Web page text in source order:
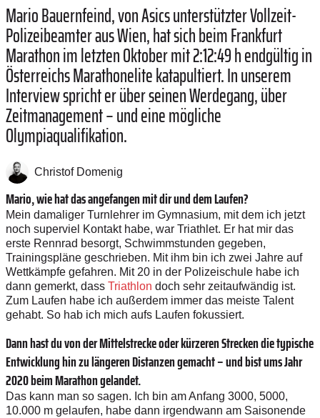
Mario Bauernfeind, von Asics unterstützter Vollzeit-
Polizeibeamter aus Wien, hat sich beim Frankfurt
Marathon im letzten Oktober mit 2:12:49 h endgültig in
Österreichs Marathonelite katapultiert. In unserem
Interview spricht er über seinen Werdegang, über
Zeitmanagement – und eine mögliche
Olympiaqualifikation.
Christof Domenig
Mario, wie hat das angefangen mit dir und dem Laufen?
Mein damaliger Turnlehrer im Gymnasium, mit dem ich jetzt
noch superviel Kontakt habe, war Triathlet. Er hat mir das
erste Rennrad besorgt, Schwimmstunden gegeben,
Trainingspläne geschrieben. Mit ihm bin ich zwei Jahre auf
Wettkämpfe gefahren. Mit 20 in der Polizeischule habe ich
dann gemerkt, dass Triathlon doch sehr zeitaufwändig ist.
Zum Laufen habe ich außerdem immer das meiste Talent
gehabt. So hab ich mich aufs Laufen fokussiert.
Dann hast du von der Mittelstrecke oder kürzeren Strecken die typische
Entwicklung hin zu längeren Distanzen gemacht – und bist ums Jahr
2020 beim Marathon gelandet.
Das kann man so sagen. Ich bin am Anfang 3000, 5000,
10.000 m gelaufen, habe dann irgendwann am Saisonende